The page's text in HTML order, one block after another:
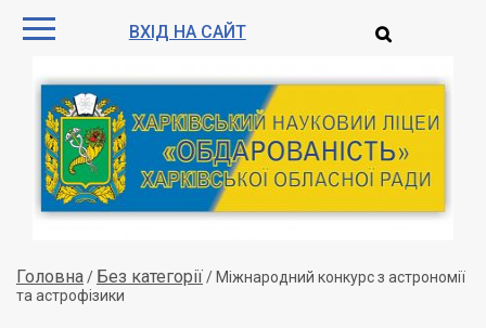
ВХІД НА САЙТ
Головна/ Без категорії/ Міжнародний конкурс з астрономії
та астрофізики